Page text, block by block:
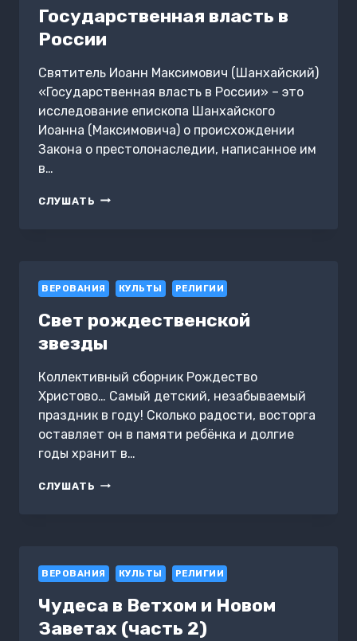
Государственная власть в
России
Святитель Иоанн Максимович (Шанхайский)
«Государственная власть в России» – это
исследование епископа Шанхайского
Иоанна (Максимовича) о происхождении
Закона о престолонаследии, написанное им
в…
СЛУШАТЬ ГОСУДАРСТВЕННАЯ
ВЕРОВАНИЯ КУЛЬТЫ РЕЛИГИИ
Свет рождественской
звезды
Коллективный сборник Рождество
Христово… Самый детский, незабываемый
праздник в году! Сколько радости, восторга
оставляет он в памяти ребёнка и долгие
годы хранит в…
СЛУШАТЬ СВЕТ
ВЕРОВАНИЯ КУЛЬТЫ РЕЛИГИИ
Чудеса в Ветхом и Новом
Заветах (часть 2)